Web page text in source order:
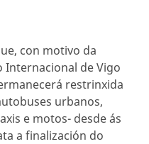
con motivo da
Internacional de Vigo
restrinxida
urbanos,
e motos- desde ás
a finalización do